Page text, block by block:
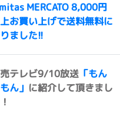
MERCATO 8,000円
お買い上げで送料無料に
ました!!
テレビ9/10放送 「もん
ん」 に紹介して頂きまし